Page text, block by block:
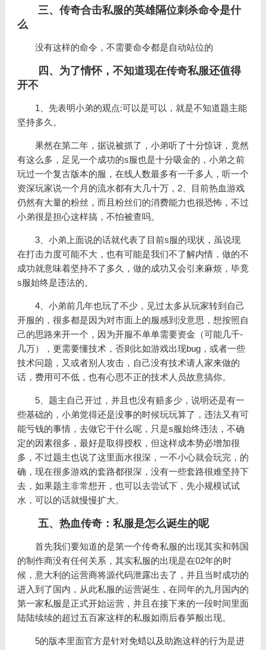
三、传奇合击私服的英雄隔位刺杀命令是什
么
没有这样的命令，不需要命令都是自动站位的
四、为了情怀，不知道现在传奇私服还值得
开不
1、先表明小弟的观点:可以是可以，就是不知道题主能
坚持多久。
果然在第二年，据说被抓了，小弟听了十分惊讶，竟然
有这么多，足见一个成功的s服也是十分吸金的，小弟之前
玩过一个复古版本的服，在线人数最多有一千多人，听一个
资深玩家说一个月的流水都有大几十万，2、目前热血游戏
仍然有大量的粉丝，而且粉丝们的消费能力也很恐怖，不过
小弟很是担心这样搞，不怕被查吗。
3、小弟上面说的话就代表了目前s服的现状，虽说现
在打击力度可能不大，也有可能是我们不了解内情，做的不
成功就意味着坚持不了多久，做的成功又会引来麻烦，毕竟
s服始终是违法的。
4、小弟前几年也玩了不少，见过太多从玩家转到自己
开服的，很多都是因为对市面上的服感到没意思，想按照自
己的思路来开一个，因为开服不单单需要资金（可能几千-
几万），更需要懂技术，否则比如游戏出现bug，或者一些
技术问题，又或者别人攻击，自己没有技术请人家来做的
话，费用可不低，也有心思不正的技术人员故意搞你。
5、题主自己开过，并且也没有赔多少，说明还是有一
些基础的，小弟觉得还是没事的时候玩玩算了，违法又有可
能亏钱的事情，去做它干什么呢，只是s服始终违法，不确
定的因素很多，最好是取得授权，但这样成本势必增加很
多，不过题主也说了这里面水很深，一不小心就会玩完，的
确，现在很多游戏的套路都很深，没有一些套路很难坚持下
去，如果题主非常想开，也可以去尝试下，先小规模试试
水，可以的话就慢慢扩大。
五、热血传奇：私服是怎么诞生的呢
首先我们要知道的是第一个传奇私服的出现其实和韩国
的制作商没有任何关系，其实私服的出现是在02年的时
候，意大利的运营商将源代码泄露出去了，并且当时成功的
进入到了国内，从此私服的运营诞生，在同年的九月国内的
第一家私服是正式开始运营，并且在接下来的一段时间里面
陆陆续续的超过五百家这样的私服如雨后春笋般出现。
5的版本里面官方是针对免蜡以及助跑这样的行为是进